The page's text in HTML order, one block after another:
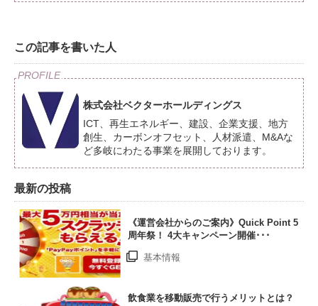
この記事を書いた人
株式会社ベクターホールディングス
ICT、再生エネルギー、建設、企業支援、地方
創生、カーボンオフセット、人材派遣、M&Aな
ど多岐にわたる事業を展開しております。
最新の投稿
《運営会社からのご案内》Quick Point 5
周年祭！ 4大キャンペーン開催･･･
基本情報
飲食業を移動販売で行うメリットとは？